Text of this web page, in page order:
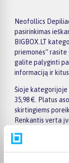
Neofollics
pasirinkimas
BIGBOX.LT
priemonės“
galite palyginti
informaciją ir
Šioje kategorijoje
35,98 €. Platus
skirtingiems
Renkantis verta
taikomus